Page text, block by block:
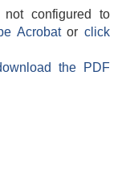
configured to
Acrobatorclick
the PDF